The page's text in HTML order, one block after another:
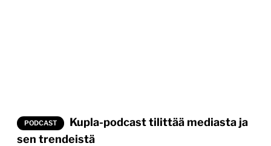
PODCAST
Kupla-podcast tilittää mediasta ja
sen trendeistä